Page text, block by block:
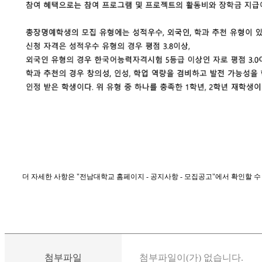
더 자세한 사항은 "전남대학교 홈페이지 - 공지사항 - 모집공고"에서 확인할
첨부파일 첨부파일이(가) 없습니다.